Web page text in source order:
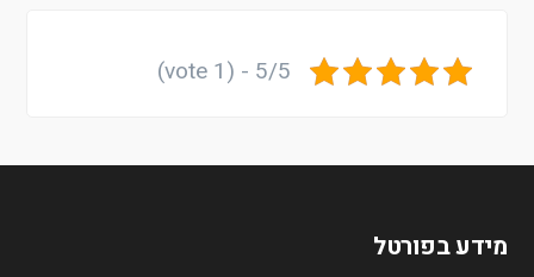
5/5 - (1 vote)
מידע בפורטל